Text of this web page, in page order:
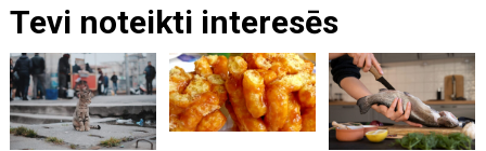
Tevi noteikti interesēs